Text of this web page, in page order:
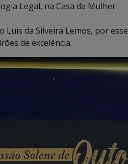
Legal, na Casa da Mulher
Luis da Silveira Lemos, por esse
de excelência.